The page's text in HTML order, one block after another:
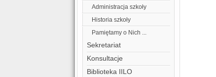
Administracja szkoły
Historia szkoły
Pamiętamy o Nich ...
Sekretariat
Konsultacje
Biblioteka IILO